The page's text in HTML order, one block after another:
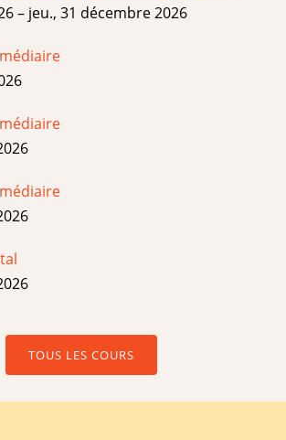
– jeu., 31 décembre 2026
TOUS LES COURS